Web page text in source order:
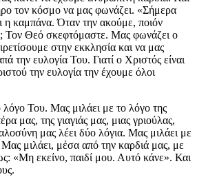
τον κόσμο να μας φωνάζει. «Σήμερα
καμπάνα. Όταν την ακούμε, ποιόν
Τον Θεό σκεφτόμαστε. Μας φωνάζει ο
στην εκκλησία και να μας
την ευλογία Του. Γιατί ο Χριστός είναι
την ευλογία την έχουμε όλοι
Του. Μας μιλάει με το λόγο της
μας, της γιαγιάς μας, μιας γριούλας,
μας λέει δύο λόγια. Μας μιλάει με
Μας μιλάει, μέσα από την καρδιά μας, με
«Μη εκείνο, παιδί μου. Αυτό κάνε». Και